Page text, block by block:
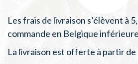
Les frais de livraison s’élèvent à
commande en Belgique
La livraison est offerte à partir de